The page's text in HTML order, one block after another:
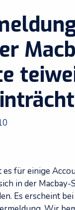
es für einige
in der Macbay-
Es erscheint